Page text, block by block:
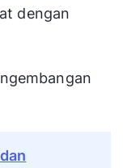
dengan